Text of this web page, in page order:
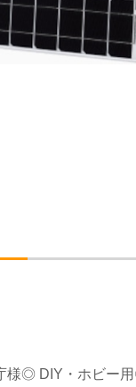
様◎ DIY・ホビー用